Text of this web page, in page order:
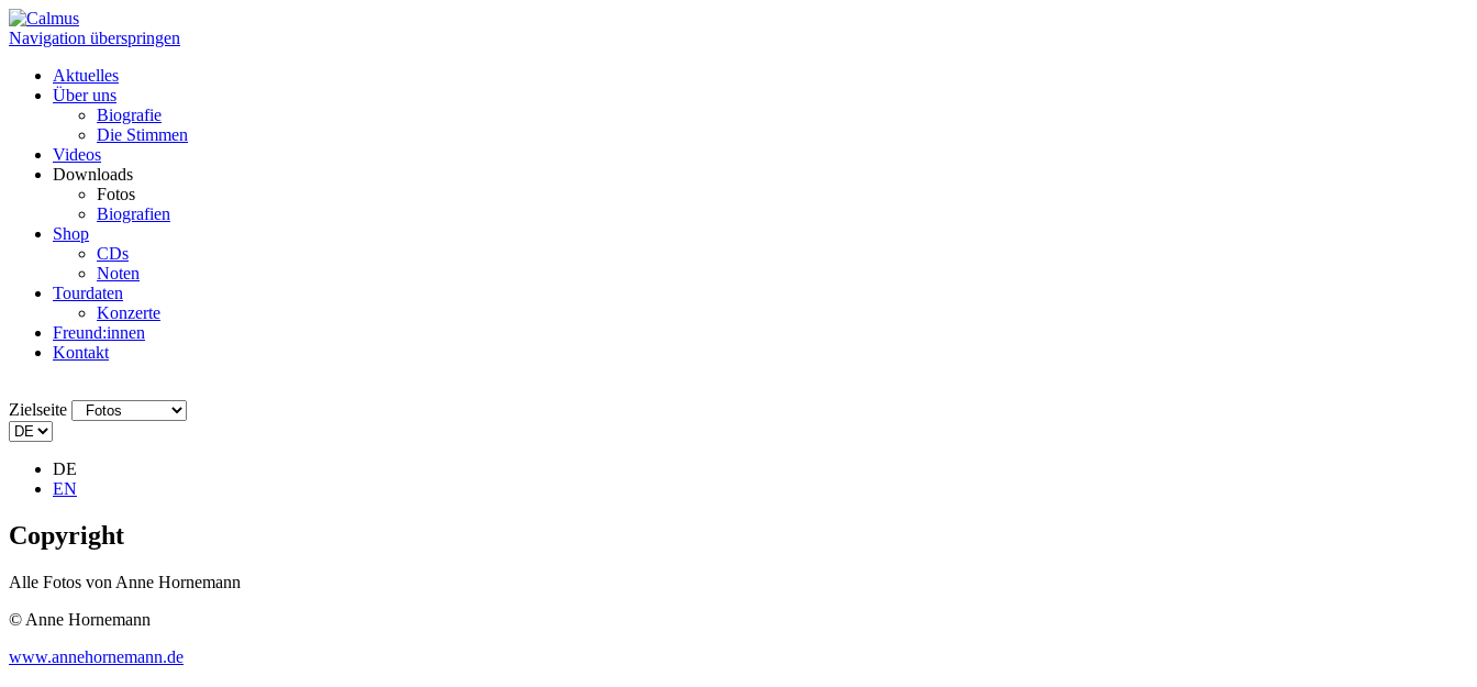
Navigation überspringen
Aktuelles
Über uns
Biografie
Die Stimmen
Videos
Downloads
Fotos
Biografien
Shop
CDs
Noten
Tourdaten
Konzerte
Freund:innen
Kontakt
Zielseite
DE
EN
Copyright
Alle Fotos von Anne Hornemann
© Anne Hornemann
www.annehornemann.de